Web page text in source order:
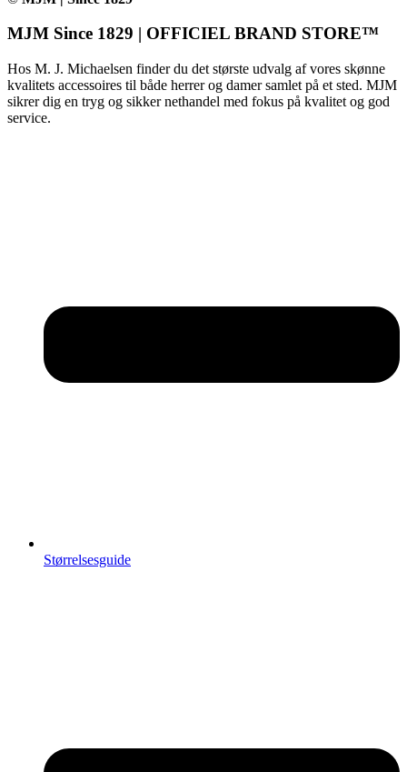
MJM Since 1829 | OFFICIEL BRAND STORE™
Hos M. J. Michaelsen finder du det største udvalg af vores skønne
kvalitets accessoires til både herrer og damer samlet på et sted. MJM
sikrer dig en tryg og sikker nethandel med fokus på kvalitet og god
service.
Størrelsesguide